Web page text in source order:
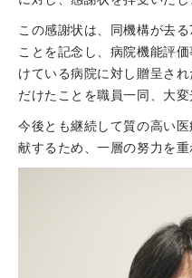
この感謝状は、同機構が去
ことを記念し、病院機能評
けている病院に対し贈呈さ
だけたことを職員一同、大変
今後とも継続して質の高い
献するため、一層の努力を重